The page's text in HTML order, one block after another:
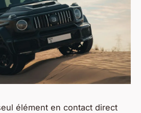
élément en contact direct